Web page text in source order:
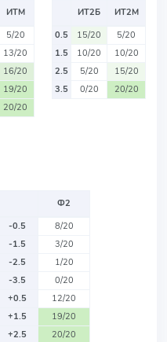
ИТМ
5/20
13/20
16/20
19/20
20/20
ИТ2Б
ИТ2М
0.5
15/20
5/20
1.5
10/20
10/20
2.5
5/20
15/20
3.5
0/20 20/20
Ф2
-0.5
8/20
-1.5
3/20
-2.5
1/20
-3.5
0/20
+0.5
12/20
+1.5
19/20
+2.5
20/20